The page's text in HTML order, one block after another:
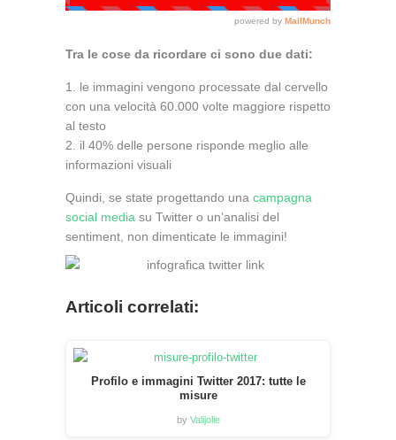
Tra le cose da ricordare ci sono due dati:
le immagini vengono processate dal cervello
con una velocità 60.000 volte maggiore rispetto
al testo
il 40% delle persone risponde meglio alle
informazioni visuali
Quindi, se state progettando una campagna
social media su Twitter o un’analisi del
sentiment, non dimenticate le immagini!
Articoli correlati:
Profilo e immagini Twitter 2017: tutte le
misure
by Valijolie